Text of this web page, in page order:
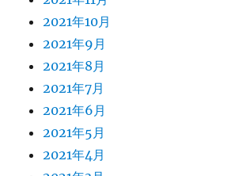
2021年10月
2021年9月
2021年8月
2021年7月
2021年6月
2021年5月
2021年4月